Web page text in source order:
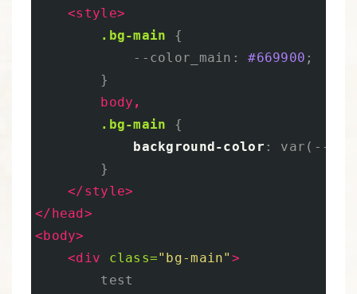
<style>
.bg-main
{
--color_main : #669900 ;
}
body ,
.bg-main
{
background-color : var ( --
}
</style>
</head>
<body>
<div
class="bg-main" >
        test